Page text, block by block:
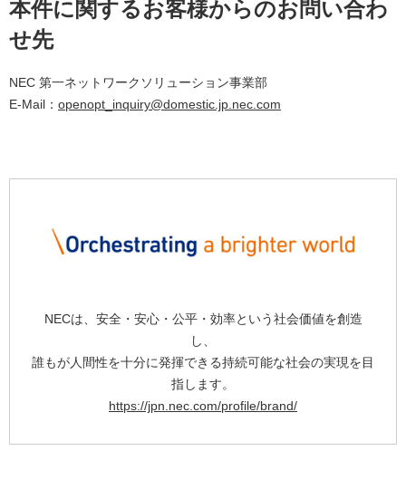
本件に関するお客様からのお問い合わ
せ先
NEC 第一ネットワークソリューション事業部
E-Mail： openopt_inquiry@domestic.jp.nec.com
NECは、安全・安心・公平・効率という社会価値を創造
し、
誰もが人間性を十分に発揮できる持続可能な社会の実現を目
指します。
https://jpn.nec.com/profile/brand/